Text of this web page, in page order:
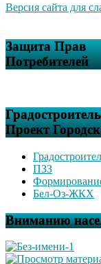
Версия сайта для
Защита Прав
Потребителей
Проект
ПЗЗ
Бел-Оз-ЖКХ
Вниманию